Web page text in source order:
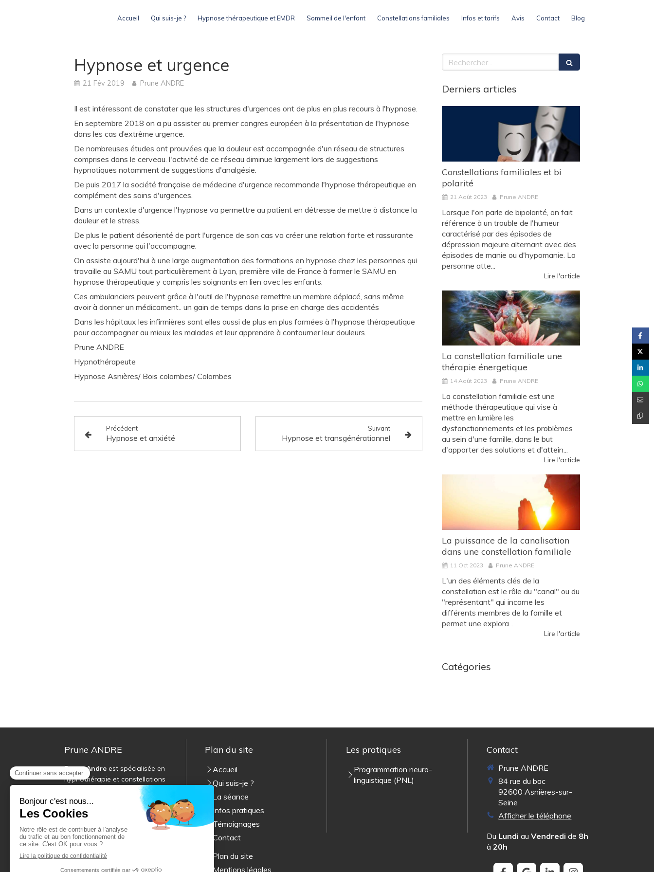
Accueil Qui suis-je ? Hypnose thérapeutique et EMDR Sommeil de l'enfant Constellations familiales Infos et tarifs Avis Contact Blog
Hypnose et urgence
21 Fév 2019 Prune ANDRE
Il est intéressant de constater que les structures d'urgences ont de plus en plus recours à l'hypnose.
En septembre 2018 on a pu assister au premier congres européen à la présentation de l'hypnose
dans les cas d’extrême urgence.
De nombreuses études ont prouvées que la douleur est accompagnée d'un réseau de structures
comprises dans le cerveau. l'activité de ce réseau diminue largement lors de suggestions
hypnotiques notamment de suggestions d'analgésie.
De puis 2017 la société française de médecine d'urgence recommande l'hypnose thérapeutique en
complément des soins d'urgences.
Dans un contexte d'urgence l'hypnose va permettre au patient en détresse de mettre à distance la
douleur et le stress.
De plus le patient désorienté de part l'urgence de son cas va créer une relation forte et rassurante
avec la personne qui l'accompagne.
On assiste aujourd'hui à une large augmentation des formations en hypnose chez les personnes qui
travaille au SAMU tout particulièrement à Lyon, première ville de France à former le SAMU en
hypnose thérapeutique y compris les soignants en lien avec les enfants.
Ces ambulanciers peuvent grâce à l'outil de l'hypnose remettre un membre déplacé, sans même
avoir à donner un médicament.. un gain de temps dans la prise en charge des accidentés
Dans les hôpitaux les infirmières sont elles aussi de plus en plus formées à l'hypnose thérapeutique
pour accompagner au mieux les malades et leur apprendre à contourner leur douleurs.
Prune ANDRE
Hypnothérapeute
Hypnose Asnières/ Bois colombes/ Colombes
Précédent
Hypnose et anxiété
Suivant
Hypnose et transgénérationnel
Rechercher
Derniers articles
Constellations familiales et bi
polarité
21 Août 2023 Prune ANDRE
Lorsque l'on parle de bipolarité, on fait
référence à un trouble de l'humeur
caractérisé par des épisodes de
dépression majeure alternant avec des
épisodes de manie ou d'hypomanie. La
personne atte...
Lire l'article
La constellation familiale une
thérapie énergetique
14 Août 2023 Prune ANDRE
La constellation familiale est une
méthode thérapeutique qui vise à
mettre en lumière les
dysfonctionnements et les problèmes
au sein d'une famille, dans le but
d'apporter des solutions et d'attein...
Lire l'article
La puissance de la canalisation
dans une constellation familiale
11 Oct 2023 Prune ANDRE
L'un des éléments clés de la
constellation est le rôle du "canal" ou du
"représentant" qui incarne les
différents membres de la famille et
permet une explora...
Lire l'article
Catégories
Prune ANDRE
Prune Andre est spécialisée en
hypnothérapie et constellations
Cabinet facilement accessible
depuis Levallois-Perret, Bois-
Colombes, Clichy, Colombes,
Gennevilliers, La Garenne-
Colombes, Courbevoie, Neuilly-
sur-Seine, Saint-Ouen, Paris 17
Plan du site
Accueil
Qui suis-je ?
La séance
Infos pratiques
Témoignages
Contact
Plan du site
Mentions légales
Les pratiques
Programmation neuro-
linguistique (PNL)
Contact
Prune ANDRE
84 rue du bac
92600 Asnières-sur-
Seine
Afficher le téléphone
Du Lundi auVendredi de 8h
à20h